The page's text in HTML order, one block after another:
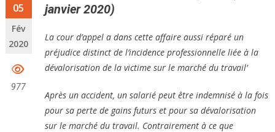
05
Fév
2020
977
janvier 2020)
La cour d’appel a dans cette affaire aussi réparé un
préjudice distinct de l’incidence professionnelle liée à la
dévalorisation de la victime sur le marché du travail’
Après un accident, un salarié peut être indemnisé à la fois
pour sa perte de gains futurs et pour sa dévalorisation
sur le marché du travail. Contrairement à ce que